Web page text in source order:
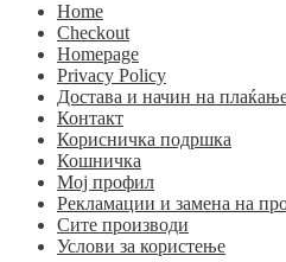
Home
Checkout
Homepage
Privacy Policy
Достава и начин на
Контакт
Корисничка подршка
Кошничка
Мој профил
Рекламации и замена на
Сите производи
Услови за користење